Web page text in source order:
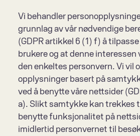
Vi behandler
grunnlag av vår nødvendige
(GDPR artikkel 6 (1) f) å
brukere og at denne interessen
den enkeltes personvern. Vi vil
opplysninger basert på
ved å benytte våre nettsider
a). Slikt samtykke kan trekkes
benytte funksjonalitet på
imidlertid personvernet til